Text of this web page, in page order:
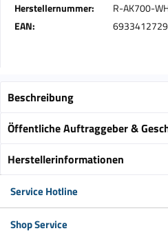
Herstellernummer:
R-AK700-
EAN:
Beschreibung
Öffentliche Auftraggeber &
Herstellerinformationen
Service Hotline
Shop Service